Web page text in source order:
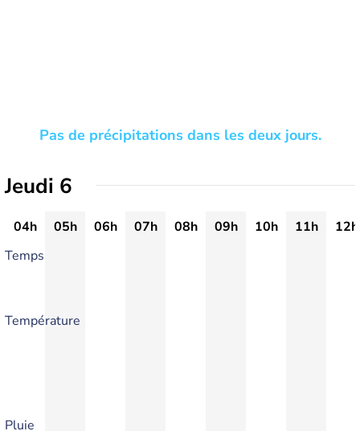
Pas de précipitations dans les deux jours.
Jeudi 6
04h 05h 06h 07h 08h 09h 10h 11h
12h
Temps
Température
Pluie